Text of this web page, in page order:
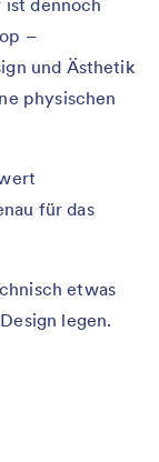
dennoch
–
und Ästhetik
physischen
für das
etwas
legen.